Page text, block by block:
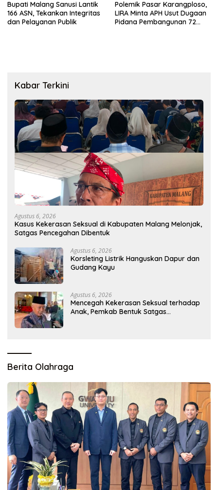
Bupati Malang Sanusi Lantik
166 ASN, Tekankan Integritas
dan Pelayanan Publik
Polemik Pasar Karangploso,
LIRA Minta APH Usut Dugaan
Pidana Pembangunan 72
Kabar Terkini
Agustus 6, 2026
Kasus Kekerasan Seksual di Kabupaten Malang Melonjak,
Satgas Pencegahan Dibentuk
Agustus 6, 2026
Korsleting Listrik Hanguskan Dapur dan
Gudang Kayu
Agustus 6, 2026
Mencegah Kekerasan Seksual terhadap
Anak, Pemkab Bentuk Satgas
Berita Olahraga